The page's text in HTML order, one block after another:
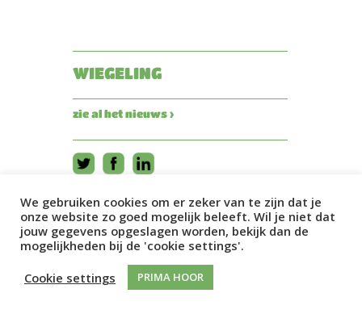
WIEGELING
zie al het nieuws ›
We gebruiken cookies om er zeker van te zijn dat je
onze website zo goed mogelijk beleeft. Wil je niet dat
jouw gegevens opgeslagen worden, bekijk dan de
mogelijkheden bij de 'cookie settings'.
Cookie settings
PRIMA HOOR